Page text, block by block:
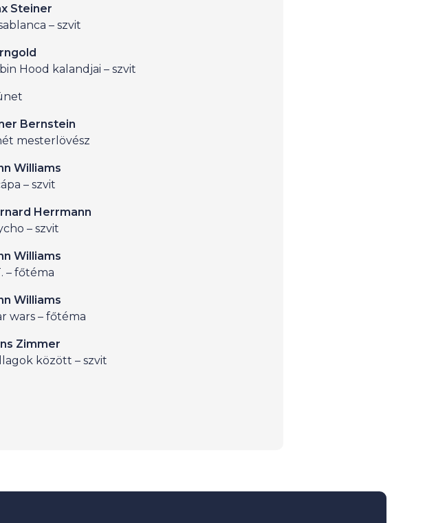
Steiner
– szvit
Hood kalandjai – szvit
Bernstein
mesterlövész
Williams
– szvit
Herrmann
– szvit
Williams
– főtéma
Williams
wars – főtéma
Zimmer
között – szvit